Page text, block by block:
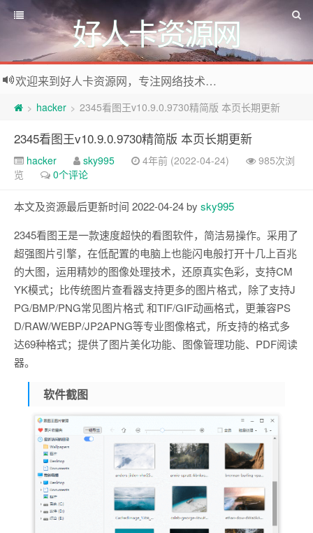
好人卡资源网
欢迎来到好人卡资源网，专注网络技术资源收集，我们不仅是网络资源的搬运工，也生产原创资源。寻找资源请留言或关注公众号:烈日下的男人
> hacker > 2345看图王v10.9.0.9730精简版 本页长期更新
2345看图王v10.9.0.9730精简版 本页长期更新
hacker sky995 4年前 (2022-04-24)
985次浏
览
0个评论
本文及资源最后更新时间 2022-04-24 by sky995
2345看图王是一款速度超快的看图软件，简洁易操作。采用了
超强图片引擎，在低配置的电脑上也能闪电般打开十几上百兆
的大图，运用精妙的图像处理技术，还原真实色彩，支持CM
YK模式；比传统图片查看器支持更多的图片格式，除了支持J
PG/BMP/PNG常见图片格式 和TIF/GIF动画格式，更兼容PS
D/RAW/WEBP/JP2APNG等专业图像格式，所支持的格式多
达69种格式；提供了图片美化功能、图像管理功能、PDF阅读
器。
软件截图